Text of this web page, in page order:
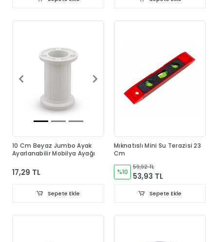
10 Cm Beyaz Jumbo Ayak
Ayarlanabilir Mobilya Ayağı
17,29 TL
Sepete Ekle
Mıknatıslı Mini Su Terazisi 23
Cm
%10
59,92 TL
53,93 TL
Sepete Ekle